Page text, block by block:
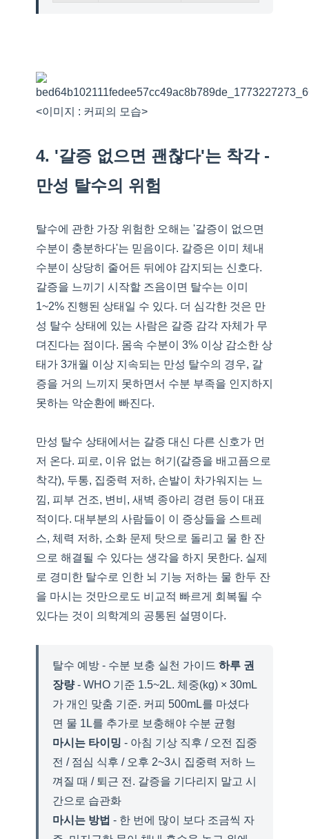
<이미지 : 커피의 모습>
4. '갈증 없으면 괜찮다'는 착각 -
만성 탈수의 위험
탈수에 관한 가장 위험한 오해는 '갈증이 없으면
수분이 충분하다'는 믿음이다. 갈증은 이미 체내
수분이 상당히 줄어든 뒤에야 감지되는 신호다.
갈증을 느끼기 시작할 즈음이면 탈수는 이미
1~2% 진행된 상태일 수 있다. 더 심각한 것은 만
성 탈수 상태에 있는 사람은 갈증 감각 자체가 무
뎌진다는 점이다. 몸속 수분이 3% 이상 감소한 상
태가 3개월 이상 지속되는 만성 탈수의 경우, 갈
증을 거의 느끼지 못하면서 수분 부족을 인지하지
못하는 악순환에 빠진다.
만성 탈수 상태에서는 갈증 대신 다른 신호가 먼
저 온다. 피로, 이유 없는 허기(갈증을 배고픔으로
착각), 두통, 집중력 저하, 손발이 차가워지는 느
낌, 피부 건조, 변비, 새벽 종아리 경련 등이 대표
적이다. 대부분의 사람들이 이 증상들을 스트레
스, 체력 저하, 소화 문제 탓으로 돌리고 물 한 잔
으로 해결될 수 있다는 생각을 하지 못한다. 실제
로 경미한 탈수로 인한 뇌 기능 저하는 물 한두 잔
을 마시는 것만으로도 비교적 빠르게 회복될 수
있다는 것이 의학계의 공통된 설명이다.
탈수 예방 - 수분 보충 실천 가이드 하루 권
장량- WHO 기준 1.5~2L. 체중(kg) × 30mL
가 개인 맞춤 기준. 커피 500mL를 마셨다
면 물 1L를 추가로 보충해야 수분 균형
마시는 타이밍 - 아침 기상 직후 / 오전 집중
전 / 점심 식후 / 오후 2~3시 집중력 저하 느
껴질 때 / 퇴근 전. 갈증을 기다리지 말고 시
간으로 습관화
마시는 방법 - 한 번에 많이 보다 조금씩 자